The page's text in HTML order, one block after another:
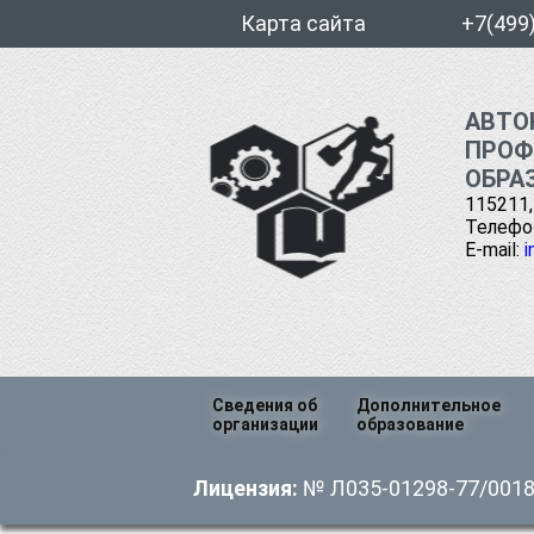
Карта сайта
E-mail:
содержимому
Сведения об
организации
Основные сведения
Дополнительное
образование
Профессиональная
переподготовка
Лицензия: № Л035-01298-77/